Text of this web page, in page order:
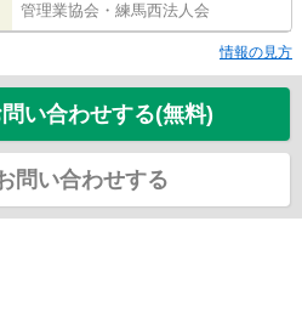
管理業協会・練馬西法人会
情報の見方
い合わせする(無料)
問い合わせする